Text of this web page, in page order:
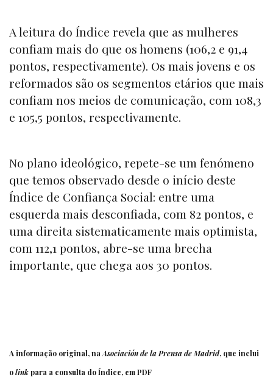
A leitura do Índice revela que as mulheres
confiam mais do que os homens (106,2 e 91,4
pontos, respectivamente). Os mais jovens e os
reformados são os segmentos etários que mais
confiam nos meios de comunicação, com 108,3
e 105,5 pontos, respectivamente.
No plano ideológico, repete-se um fenómeno
que temos observado desde o início deste
Índice de Confiança Social: entre uma
esquerda mais desconfiada, com 82 pontos, e
uma direita sistematicamente mais optimista,
com 112,1 pontos, abre-se uma brecha
importante, que chega aos 30 pontos.
A informação original, na Asociación de la Prensa de Madrid, que inclui
olinkpara a consulta do Índice, em PDF